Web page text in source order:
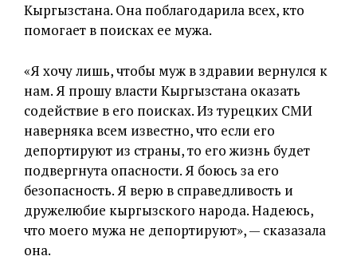
Кыргызстана. Она поблагодарила всех, кто
помогает в поисках ее мужа.
«Я хочу лишь, чтобы муж в здравии вернулся к
нам. Я прошу власти Кыргызстана оказать
содействие в его поисках. Из турецких СМИ
наверняка всем известно, что если его
депортируют из страны, то его жизнь будет
подвергнута опасности. Я боюсь за его
безопасность. Я верю в справедливость и
дружелюбие кыргызского народа. Надеюсь,
что моего мужа не депортируют», — сказазала
она.